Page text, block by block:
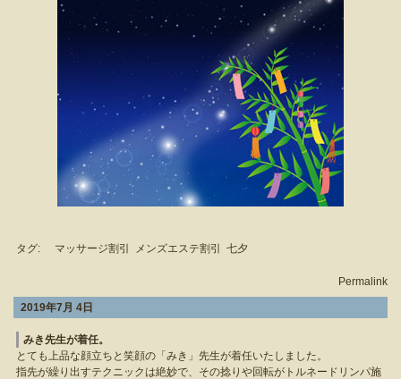
タグ: マッサージ割引 メンズエステ割引 七夕
Permalink
2019年7月 4日
みき先生が着任。
とても上品な顔立ちと笑顔の「みき」先生が着任いたしました。
指先が繰り出すテクニックは絶妙で、その捻りや回転がトルネードリンパ施